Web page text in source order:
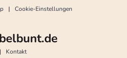
Cookie-Einstellungen
Kontakt